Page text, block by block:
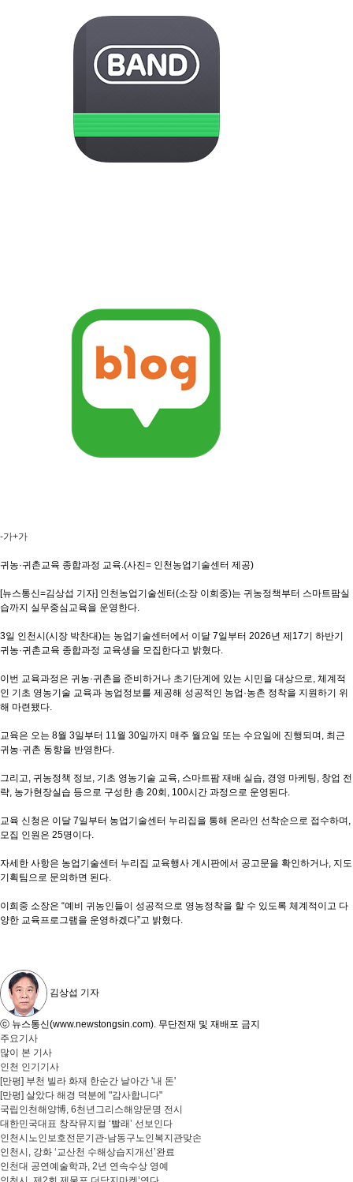
-가+가
귀농·귀촌교육 종합과정 교육.(사진= 인천농업기술센터 제공)
[뉴스통신=김상섭 기자] 인천농업기술센터(소장 이희중)는 귀농정책부터 스마트팜실
습까지 실무중심교육을 운영한다.
3일 인천시(시장 박찬대)는 농업기술센터에서 이달 7일부터 2026년 제17기 하반기
귀농·귀촌교육 종합과정 교육생을 모집한다고 밝혔다.
이번 교육과정은 귀농·귀촌을 준비하거나 초기단계에 있는 시민을 대상으로, 체계적
인 기초 영농기술 교육과 농업정보를 제공해 성공적인 농업·농촌 정착을 지원하기 위
해 마련됐다.
교육은 오는 8월 3일부터 11월 30일까지 매주 월요일 또는 수요일에 진행되며, 최근
귀농·귀촌 동향을 반영한다.
그리고, 귀농정책 정보, 기초 영농기술 교육, 스마트팜 재배 실습, 경영 마케팅, 창업 전
략, 농가현장실습 등으로 구성한 총 20회, 100시간 과정으로 운영된다.
교육 신청은 이달 7일부터 농업기술센터 누리집을 통해 온라인 선착순으로 접수하며,
모집 인원은 25명이다.
자세한 사항은 농업기술센터 누리집 교육행사 게시판에서 공고문을 확인하거나, 지도
기획팀으로 문의하면 된다.
이희중 소장은 “예비 귀농인들이 성공적으로 영농정착을 할 수 있도록 체계적이고 다
양한 교육프로그램을 운영하겠다”고 밝혔다.
김상섭 기자
ⓒ 뉴스통신(www.newstongsin.com). 무단전재 및 재배포 금지
주요기사
많이 본 기사
인천 인기기사
[만평] 부천 빌라 화재 한순간 날아간 '내 돈'
[만평] 살았다 해경 덕분에 "감사합니다"
국립인천해양博, 6천년그리스해양문명 전시
대한민국대표 창작뮤지컬 ‘빨래’ 선보인다
인천시노인보호전문기관-남동구노인복지관맞손
인천시, 강화 ‘교산천 수해상습지개선’완료
인천대 공연예술학과, 2년 연속수상 영예